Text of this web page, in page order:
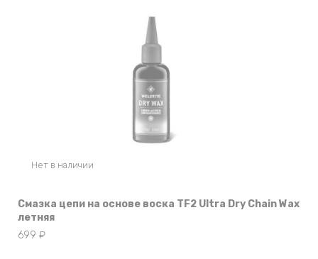
Нет в наличии
Смазка цепи на основе воска TF2 Ultra Dry Chain Wax
летняя
699 ₽